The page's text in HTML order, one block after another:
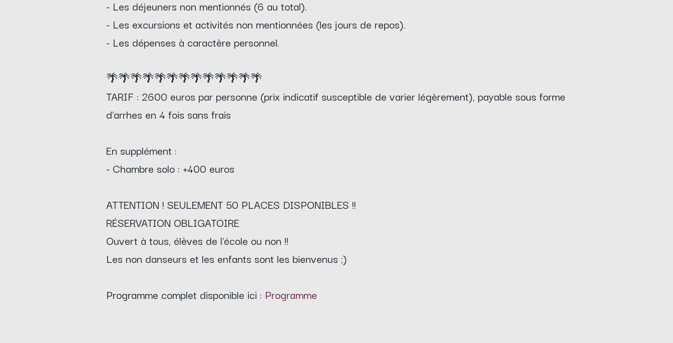
- Les déjeuners non mentionnés (6 au total).
- Les excursions et activités non mentionnées (les jours de repos).
- Les dépenses à caractère personnel.
🌴🌴🌴🌴🌴🌴🌴🌴🌴🌴🌴🌴🌴
TARIF : 2600 euros par personne (prix indicatif susceptible de varier légèrement), payable sous forme
d'arrhes en 4 fois sans frais
En supplément :
- Chambre solo : +400 euros
ATTENTION ! SEULEMENT 50 PLACES DISPONIBLES !!
RÉSERVATION OBLIGATOIRE
Ouvert à tous, élèves de l'école ou non !!
Les non danseurs et les enfants sont les bienvenus ;)
Programme complet disponible ici : Programme